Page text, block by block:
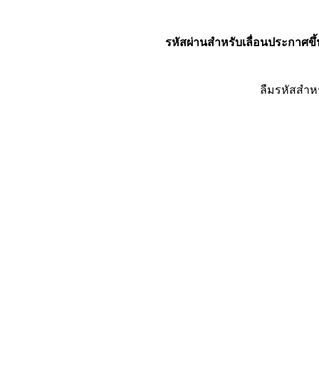
รหัสผ่านสำหรับเลื่อนประกาศขึ้
ลืมรหัสสำ